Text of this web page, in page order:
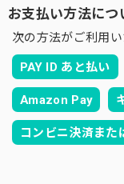
お支払い方法につ
次の方法がご利用い
PAY ID あと払い
Amazon Pay
コンビニ決済また